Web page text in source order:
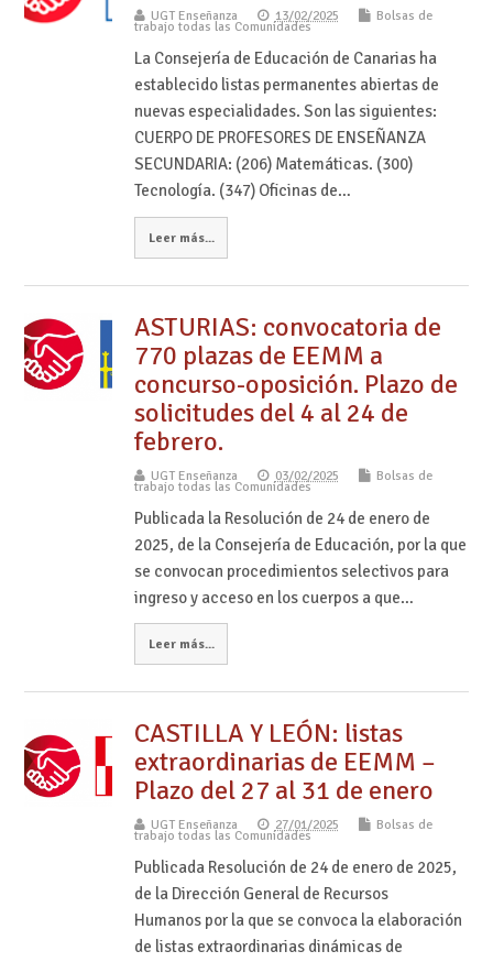
UGT Enseñanza 13/02/2025 Bolsas de
trabajo todas las Comunidades
La Consejería de Educación de Canarias ha
establecido listas permanentes abiertas de
nuevas especialidades. Son las siguientes:
CUERPO DE PROFESORES DE ENSEÑANZA
SECUNDARIA: (206) Matemáticas. (300)
Tecnología. (347) Oficinas de…
Leer más...
ASTURIAS: convocatoria de
770 plazas de EEMM a
concurso-oposición. Plazo de
solicitudes del 4 al 24 de
febrero.
UGT Enseñanza 03/02/2025 Bolsas de
trabajo todas las Comunidades
Publicada la Resolución de 24 de enero de
2025, de la Consejería de Educación, por la que
se convocan procedimientos selectivos para
ingreso y acceso en los cuerpos a que…
Leer más...
CASTILLA Y LEÓN: listas
extraordinarias de EEMM –
Plazo del 27 al 31 de enero
UGT Enseñanza 27/01/2025 Bolsas de
trabajo todas las Comunidades
Publicada Resolución de 24 de enero de 2025,
de la Dirección General de Recursos
Humanos por la que se convoca la elaboración
de listas extraordinarias dinámicas de